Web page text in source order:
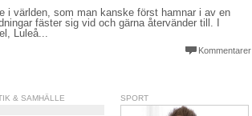
i världen, som man kanske först hamnar i av en
fäster sig vid och gärna återvänder till. I
Luleå...
Kommentarer
& SAMHÄLLE SPORT